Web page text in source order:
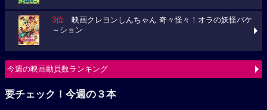
3位 映画クレヨンしんちゃん 奇々怪々！オラの妖怪バケ
～ション
今週の映画動員数ランキング
要チェック！今週の３本